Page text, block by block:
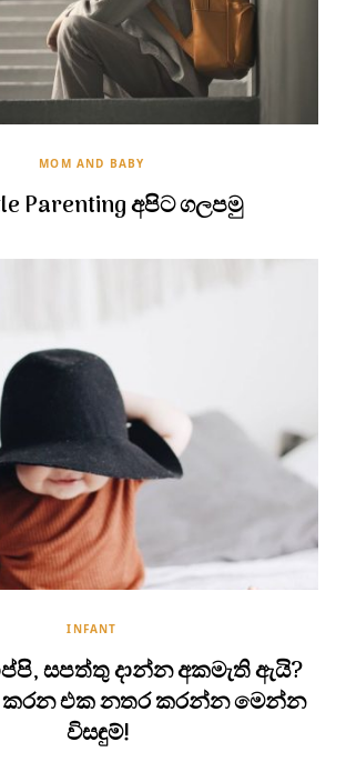
MOM AND BABY
Parenting අපිට ගලපමු
INFANT
සපත්තු දාන්න අකමැති ඇයි?
කරන එක නතර කරන්න මෙන්න
විසඳුම්!